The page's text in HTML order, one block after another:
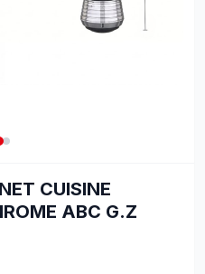
CUISINE
ABC G.Z